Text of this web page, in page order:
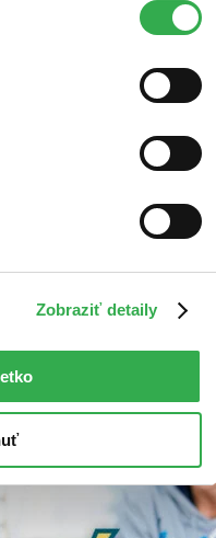
cookies. Ďakujeme!
Zobraziť detaily
na sklade, ale zvyčajne